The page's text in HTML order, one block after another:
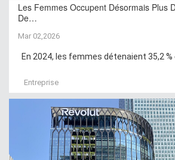
Les Femmes Occupent Désormais Plus
De…
Mar 02,2026
En 2024, les femmes détenaient 35,2 %
Entreprise